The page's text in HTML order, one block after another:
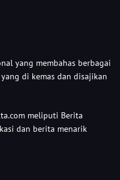
yang membahas berbagai
di kemas dan disajikan
meliputi Berita
dan berita menarik